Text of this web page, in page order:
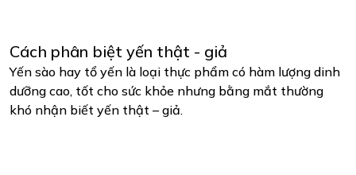
Cách phân biệt yến thật - giả
Yến sào hay tổ yến là loại thực phẩm có hàm lượng dinh
dưỡng cao, tốt cho sức khỏe nhưng bằng mắt thường
khó nhận biết yến thật – giả.